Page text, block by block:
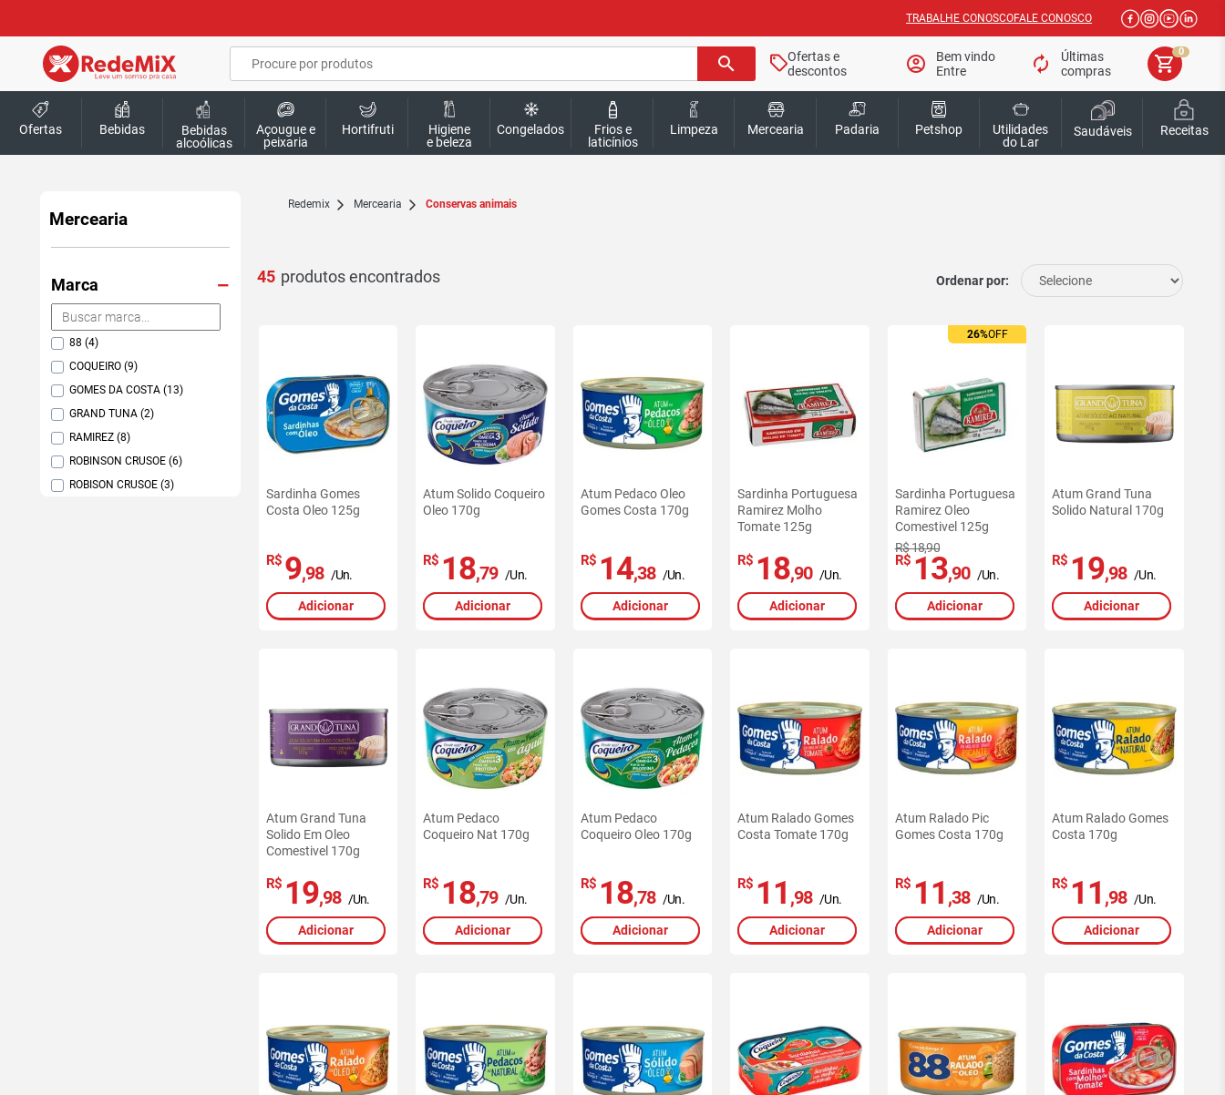
TRABALHE CONOSCOFALE CONOSCO
search
Ofertas e
descontos
account_circle
Bem vindo
Entre
autorenew
Últimas
compras
shopping_cart
0
Ofertas Bebidas
Bebidas
alcoólicas
Açougue e
peixaria
Hortifruti
Higiene
e beleza
Congelados
Frios e
laticínios
Limpeza Mercearia Padaria Petshop
Utilidades
do Lar
Saudáveis Receitas
Mercearia
Marca
88 (4)
COQUEIRO (9)
GOMES DA COSTA (13)
GRAND TUNA (2)
RAMIREZ (8)
ROBINSON CRUSOE (6)
ROBISON CRUSOE (3)
redemix Mercearia Conservas animais
45 Ordenar por:
Sardinha Gomes
Costa Oleo 125g
R$ 9,98 /Un.
Adicionar
Atum Solido Coqueiro
Oleo 170g
R$ 18,79 /Un.
Adicionar
Atum Pedaco Oleo
Gomes Costa 170g
R$ 14,38 /Un.
Adicionar
Sardinha Portuguesa
Ramirez Molho
Tomate 125g
R$ 18,90 /Un.
Adicionar
26%OFF
Sardinha Portuguesa
Ramirez Oleo
Comestivel 125g
R$ 18,90
R$ 13,90 /Un.
Adicionar
Atum Grand Tuna
Solido Natural 170g
R$ 19,98 /Un.
Adicionar
Atum Grand Tuna
Solido Em Oleo
Comestivel 170g
R$ 19,98 /Un.
Adicionar
Atum Pedaco
Coqueiro Nat 170g
R$ 18,79 /Un.
Adicionar
Atum Pedaco
Coqueiro Oleo 170g
R$ 18,78 /Un.
Adicionar
Atum Ralado Gomes
Costa Tomate 170g
R$ 11 ,98 /Un.
Adicionar
Atum Ralado Pic
Gomes Costa 170g
R$ 11 ,38 /Un.
Adicionar
Atum Ralado Gomes
Costa 170g
R$ 11 ,98 /Un.
Adicionar